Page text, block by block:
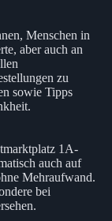
Menschen in
aber auch an
zu
sowie Tipps
1A-
auch auf
Mehraufwand.
bei